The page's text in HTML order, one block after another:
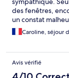
des fenêtres,
un constat
Caroline, séjour
Avis vérifié